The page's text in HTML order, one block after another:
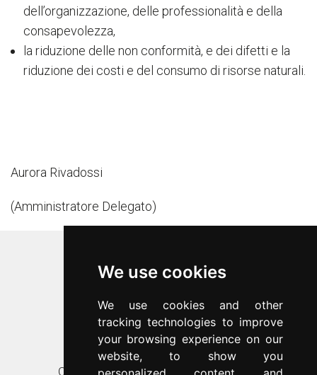
We use cookies
We use cookies and other
tracking technologies to improve
your browsing experience on our
website, to show you
dell’organizzazione, delle professionalità e della
consapevolezza,
la riduzione delle non conformità, e dei difetti e la
riduzione dei costi e del consumo di risorse naturali.
Aurora Rivadossi
(Amministratore Delegato)
Via Bernocchi 48
p.iva 00547480988
c.f. 00277970174
n.REA 87777
Contatti Assistenza clienti